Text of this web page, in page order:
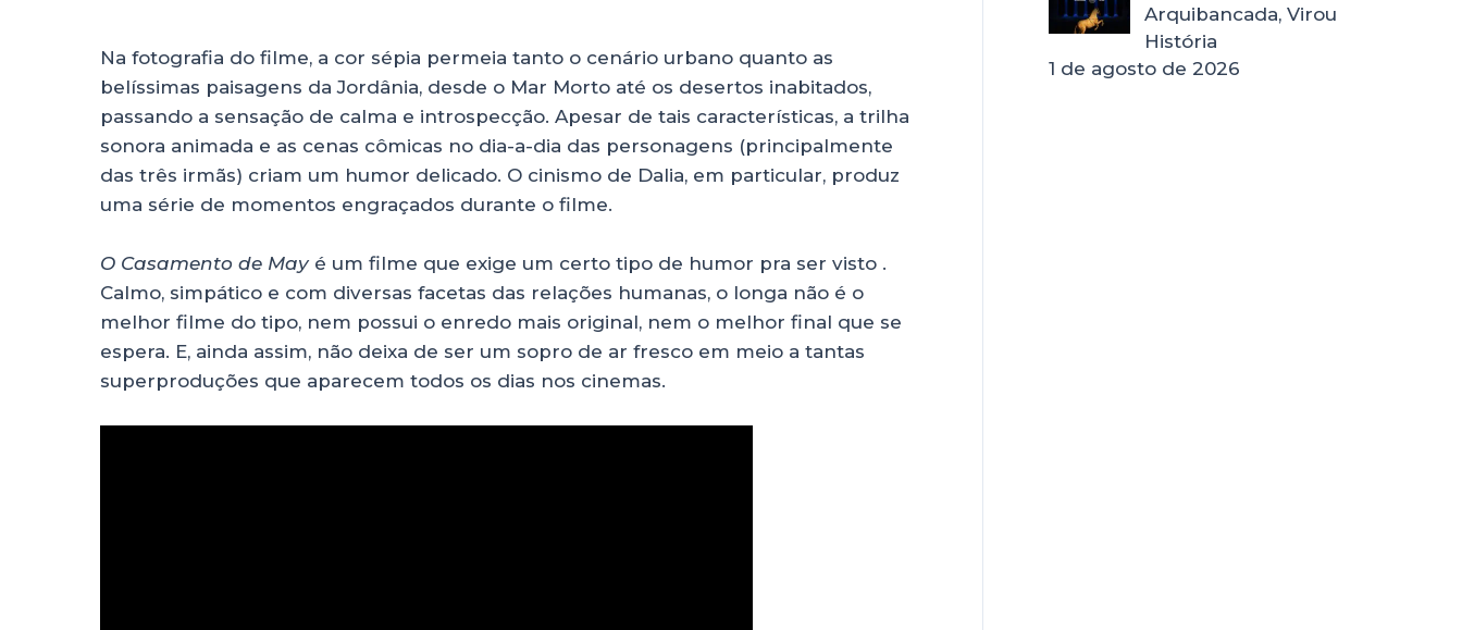
Na fotografia do filme, a cor sépia permeia tanto o cenário urbano quanto as
belíssimas paisagens da Jordânia, desde o Mar Morto até os desertos inabitados,
passando a sensação de calma e introspecção. Apesar de tais características, a trilha
sonora animada e as cenas cômicas no dia-a-dia das personagens (principalmente
das três irmãs) criam um humor delicado. O cinismo de Dalia, em particular, produz
uma série de momentos engraçados durante o filme.
O Casamento de Mayé um filme que exige um certo tipo de humor pra ser visto .
Calmo, simpático e com diversas facetas das relações humanas, o longa não é o
melhor filme do tipo, nem possui o enredo mais original, nem o melhor final que se
espera. E, ainda assim, não deixa de ser um sopro de ar fresco em meio a tantas
superproduções que aparecem todos os dias nos cinemas.
Arquibancada, Virou
História
1 de agosto de 2026